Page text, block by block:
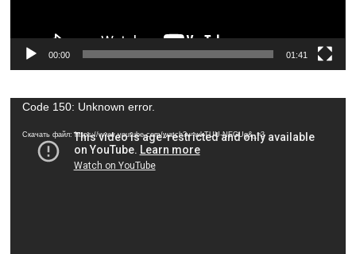
00:00 01:41
Видеоплеер
Code 150: Unknown error.
Скачать файл: https://www.youtube.com/watch?v=wkTUU-NEGUg&_=3